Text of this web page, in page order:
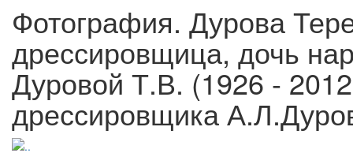
Фотография. Дурова
дрессировщица, дочь
Дуровой Т.В. (1926 -
дрессировщика